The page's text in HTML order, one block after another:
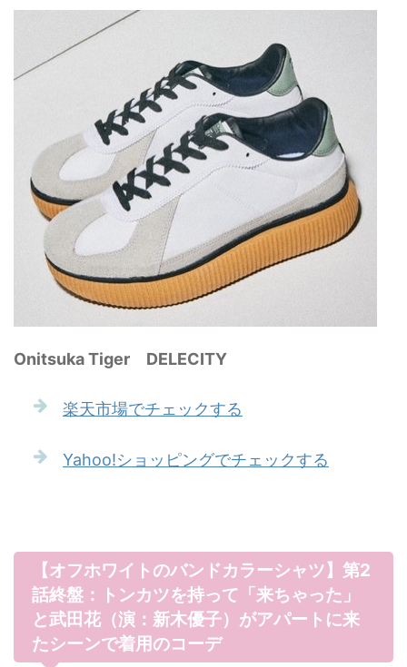
Onitsuka Tiger DELECITY
楽天市場でチェックする
Yahoo!ショッピングでチェックする
【オフホワイトのバンドカラーシャツ】第2
話終盤：トンカツを持って「来ちゃった」
と武田花（演：新木優子）がアパートに来
たシーンで着用のコーデ